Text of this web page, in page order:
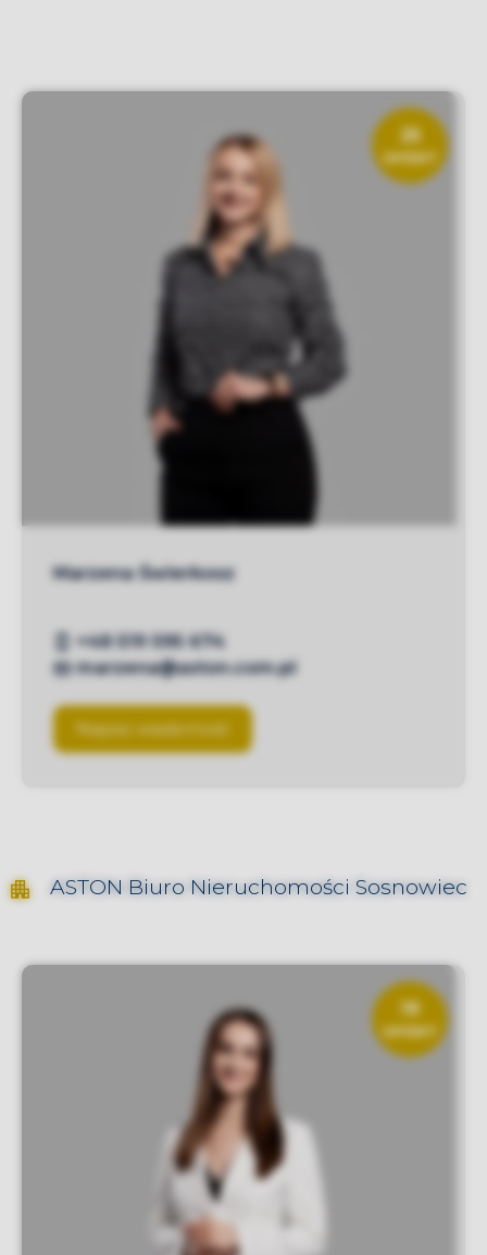
Marzena Świerkosz
+48 519 595 674
marzena@aston.com.pl
25
OFERT
Napisz wiadomość
ASTON Biuro Nieruchomości Sosnowiec
19
OFERT